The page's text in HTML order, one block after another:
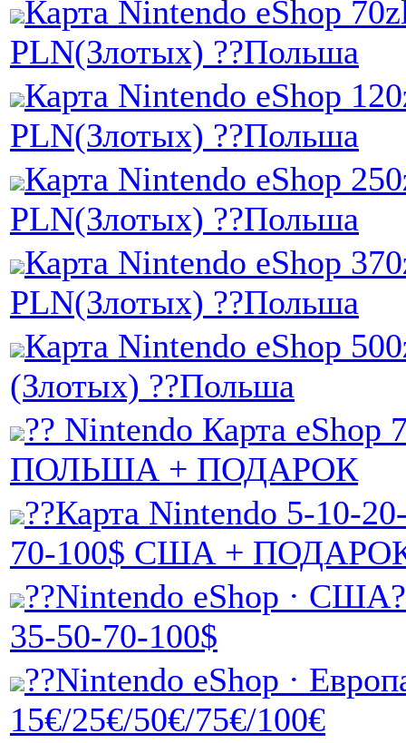
Карта Nintendo eShop
PLN(Злотых) ??Польша
Карта Nintendo eShop
PLN(Злотых) ??Польша
Карта Nintendo eShop
PLN(Злотых) ??Польша
Карта Nintendo eShop
PLN(Злотых) ??Польша
Карта Nintendo eShop
(Злотых) ??Польша
?? Nintendo Карта eShop
ПОЛЬША + ПОДАРОК
??Карта Nintendo 5-10-
70-100$ США +
??Nintendo eShop ·
35-50-70-100$
??Nintendo eShop ·
15€/25€/50€/75€/100€